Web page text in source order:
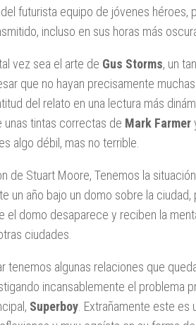
futurista equipo de jóvenes
incluso en sus horas más
vez sea el arte de Gus Storms, un
que no hayan precisamente
del relato en una lectura más
unas tintas correctas de Mark Farmer
algo débil, mas no terrible.
de Stuart Moore, Tenemos la
un año bajo un domo sobre la
el domo desaparece y reciben la
ciudades.
tenemos algunas relaciones que
incansablemente el problema
Superboy . Extrañamente este es